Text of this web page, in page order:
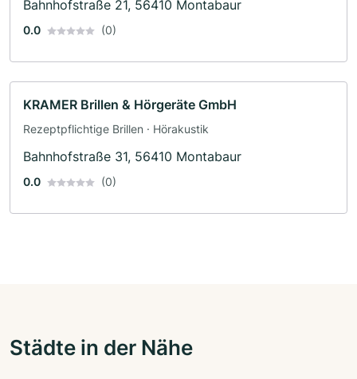
Bahnhofstraße 21, 56410 Montabaur
0.0 (0)
KRAMER Brillen & Hörgeräte GmbH
Rezeptpflichtige Brillen · Hörakustik
Bahnhofstraße 31, 56410 Montabaur
0.0 (0)
Städte in der Nähe